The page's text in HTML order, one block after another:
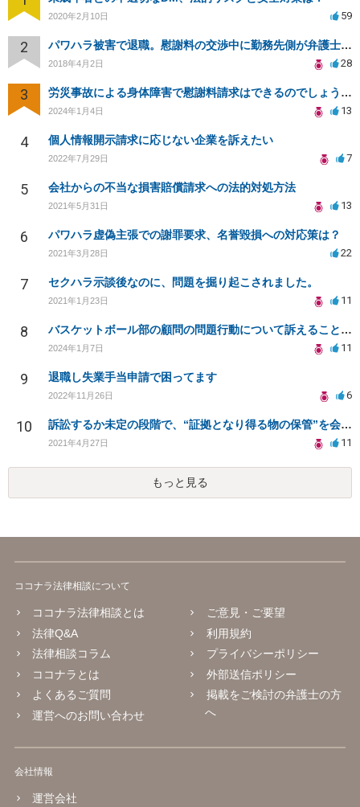
2020年2月10日 59
2 パワハラ被害で退職。慰謝料の交渉中に勤務先側が弁護士を立ててきました
2018年4月2日 28
3 労災事故による身体障害で慰謝料請求はできるのでしょうか？
2024年1月4日 13
4 個人情報開示請求に応じない企業を訴えたい
2022年7月29日 7
5 会社からの不当な損害賠償請求への法的対処方法
2021年5月31日 13
6 パワハラ虚偽主張での謝罪要求、名誉毀損への対応策は？
2021年3月28日 22
7 セクハラ示談後なのに、問題を掘り起こされました。
2021年1月23日 11
8 バスケットボール部の顧問の問題行動について訴えることは可能でしょうか？
2024年1月7日 11
9 退職し失業手当申請で困ってます
2022年11月26日 6
10 訴訟するか未定の段階で、“証拠となり得る物の保管”を会社に応じてもらえる方法は在りますか?
2021年4月27日 11
もっと見る
ココナラ法律相談について
ココナラ法律相談とは
法律Q&A
法律相談コラム
ココナラとは
よくあるご質問
運営へのお問い合わせ
ご意見・ご要望
利用規約
プライバシーポリシー
外部送信ポリシー
掲載をご検討の弁護士の方
へ
会社情報
運営会社